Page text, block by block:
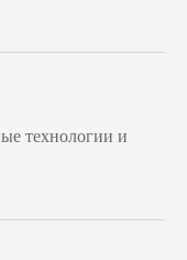
технологии и